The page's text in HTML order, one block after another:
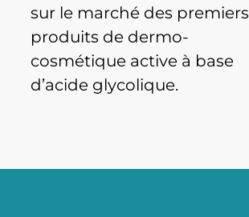
sur le marché des premiers
produits de dermo-
cosmétique active à base
d’acide glycolique.